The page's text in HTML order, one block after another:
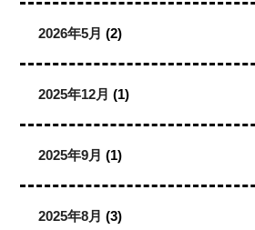
2026年5月 (2)
2025年12月 (1)
2025年9月 (1)
2025年8月 (3)